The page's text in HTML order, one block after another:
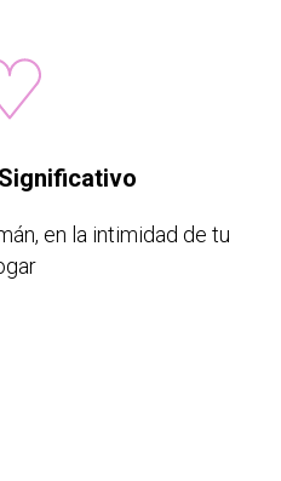
en la intimidad de tu